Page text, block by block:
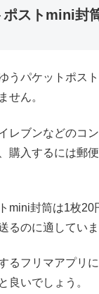
ポストmini封
うパケットポス
せん。
レブンなどのコ
購入するには郵
mini封筒は1枚20
るのに適していま
るフリマアプリ
良いでしょう。